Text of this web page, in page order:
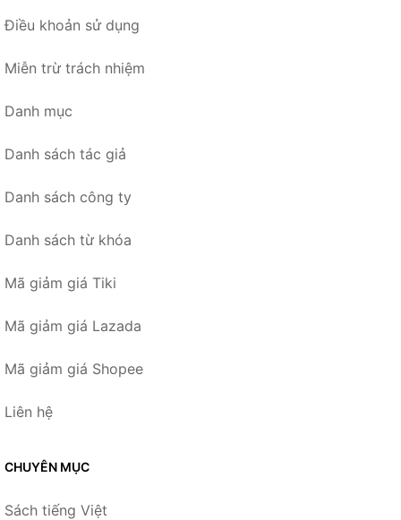
Điều khoản sử dụng
Miễn trừ trách nhiệm
Danh mục
Danh sách tác giả
Danh sách công ty
Danh sách từ khóa
Mã giảm giá Tiki
Mã giảm giá Lazada
Mã giảm giá Shopee
Liên hệ
CHUYÊN MỤC
Sách tiếng Việt